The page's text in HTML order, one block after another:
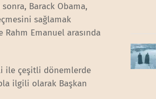
Barack Obama,
sağlamak
Emanuel arasında
ile çeşitli dönemlerde
ilgili olarak Başkan